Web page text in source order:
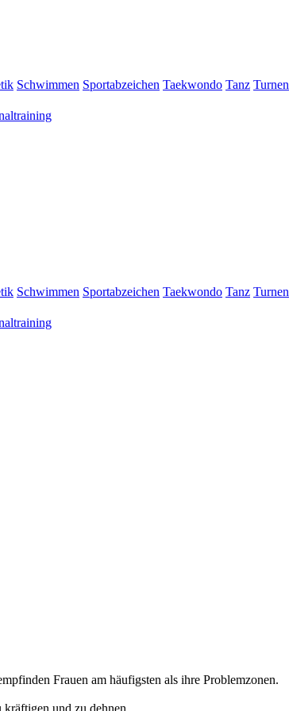
Schwimmen Sportabzeichen Taekwondo Tanz Turnen
Schwimmen Sportabzeichen Taekwondo Tanz Turnen
Frauen am häufigsten als ihre Problemzonen.